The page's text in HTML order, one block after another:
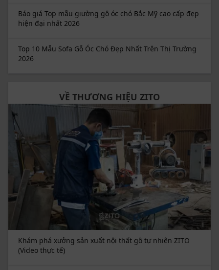
Báo giá Top mẫu giường gỗ óc chó Bắc Mỹ cao cấp đẹp
hiện đại nhất 2026
Top 10 Mẫu Sofa Gỗ Óc Chó Đẹp Nhất Trên Thị Trường
2026
VỀ THƯƠNG HIỆU ZITO
Khám phá xưởng sản xuất nội thất gỗ tự nhiên ZITO
(Video thực tế)